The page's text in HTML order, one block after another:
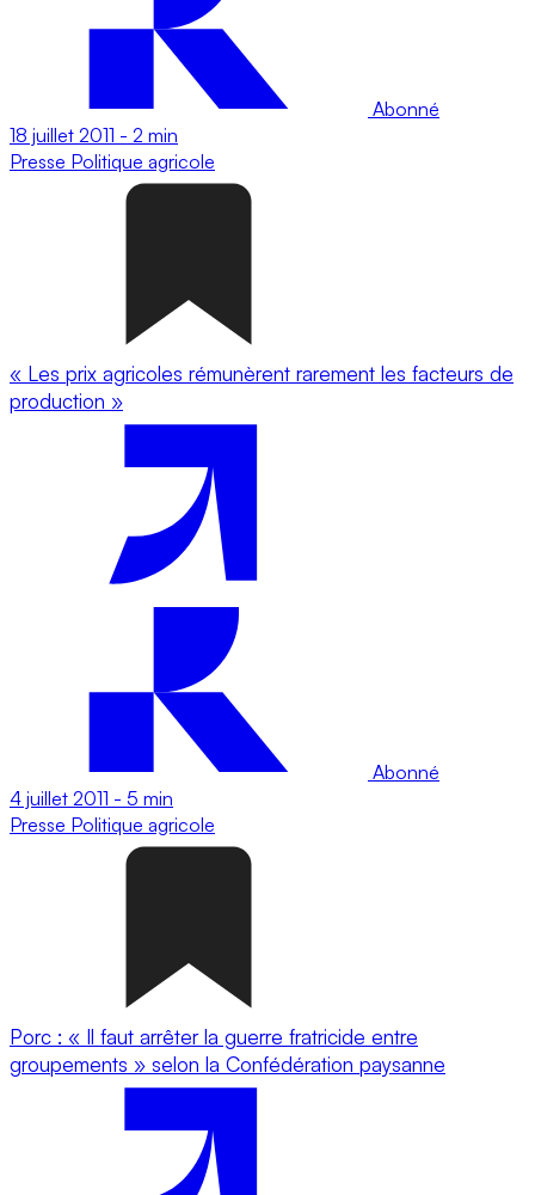
Abonné
18 juillet 2011 - 2 min
Presse Politique agricole
« Les prix agricoles rémunèrent rarement les facteurs de
production »
Abonné
4 juillet 2011 - 5 min
Presse Politique agricole
Porc : « Il faut arrêter la guerre fratricide entre
groupements » selon la Confédération paysanne